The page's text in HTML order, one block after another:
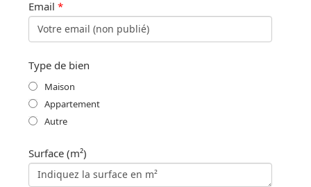
Email *
Type de bien
Maison
Appartement
Autre
Surface (m²)